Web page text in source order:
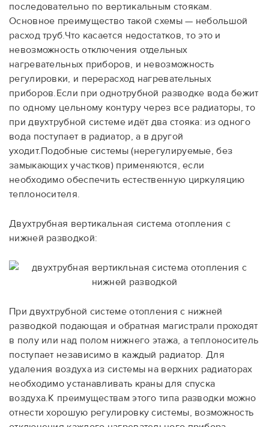
последовательно по вертикальным стоякам.
Основное преимущество такой схемы — небольшой
расход труб.Что касается недостатков, то это и
невозможность отключения отдельных
нагревательных приборов, и невозможность
регулировки, и перерасход нагревательных
приборов.Если при однотрубной разводке вода бежит
по одному цельному контуру через все радиаторы, то
при двухтрубной системе идёт два стояка: из одного
вода поступает в радиатор, а в другой
уходит.Подобные системы (нерегулируемые, без
замыкающих участков) применяются, если
необходимо обеспечить естественную циркуляцию
теплоносителя.
Двухтрубная вертикальная система отопления с
нижней разводкой:
При двухтрубной системе отопления с нижней
разводкой подающая и обратная магистрали проходят
в полу или над полом нижнего этажа, а теплоноситель
поступает независимо в каждый радиатор. Для
удаления воздуха из системы на верхних радиаторах
необходимо устанавливать краны для спуска
воздуха.К преимуществам этого типа разводки можно
отнести хорошую регулировку системы, возможность